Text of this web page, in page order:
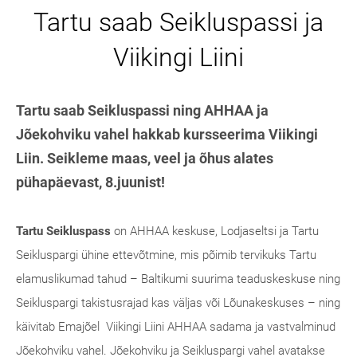
Tartu saab Seikluspassi ja
Viikingi Liini
Tartu saab Seikluspassi ning AHHAA ja
Jõekohviku vahel hakkab kursseerima Viikingi
Liin. Seikleme maas, veel ja õhus alates
pühapäevast, 8.juunist!
Tartu Seikluspass on AHHAA keskuse, Lodjaseltsi ja Tartu
Seikluspargi ühine ettevõtmine, mis põimib tervikuks Tartu
elamuslikumad tahud – Baltikumi suurima teaduskeskuse ning
Seikluspargi takistusrajad kas väljas või Lõunakeskuses – ning
käivitab Emajõel Viikingi Liini AHHAA sadama ja vastvalminud
Jõekohviku vahel. Jõekohviku ja Seikluspargi vahel avatakse